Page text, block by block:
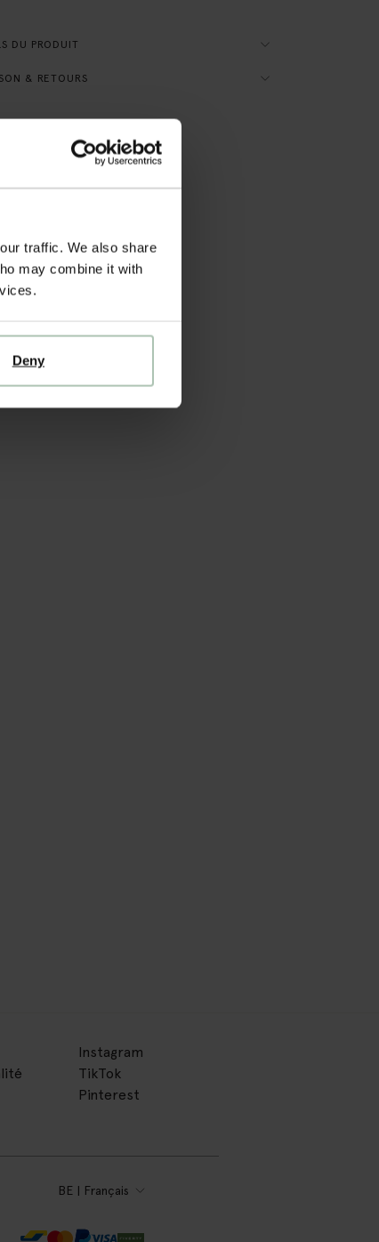
traffic. We also share
may combine it with
Deny
DU PRODUIT
& RETOURS
Instagram
TikTok
Pinterest
BE | Français